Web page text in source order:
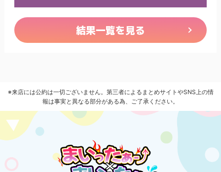
結果一覧を見る
※来店には公約は一切ございません。第三者によるまとめサイトやSNS上の情
報は事実と異なる部分がある為、ご了承ください。